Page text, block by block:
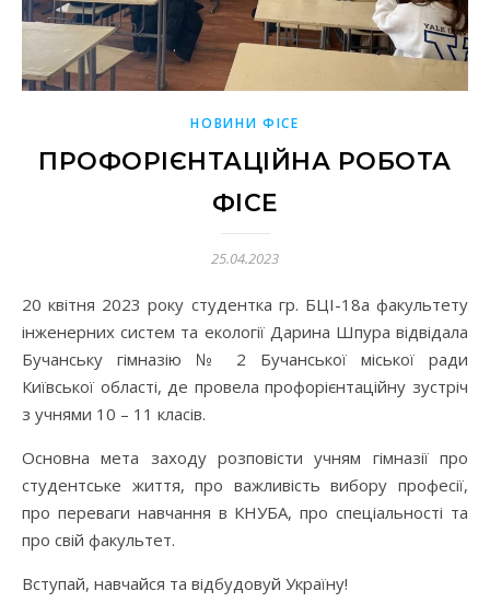
НОВИНИ ФІСЕ
ПРОФОРІЄНТАЦІЙНА РОБОТА
ФІСЕ
25.04.2023
20 квітня 2023 року студентка гр. БЦІ-18а факультету
інженерних систем та екології Дарина Шпура відвідала
Бучанську гімназію № 2 Бучанської міської ради
Київської області, де провела профорієнтаційну зустріч
з учнями 10 – 11 класів.
Основна мета заходу розповісти учням гімназії про
студентське життя, про важливість вибору професії,
про переваги навчання в КНУБА, про спеціальності та
про свій факультет.
Вступай, навчайся та відбудовуй Україну!